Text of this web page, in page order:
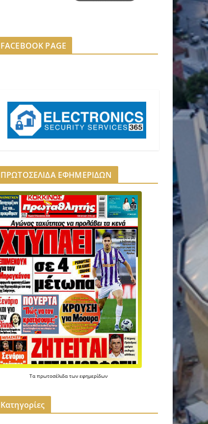
FACEBOOK PAGE
ΠΡΩΤΟΣΕΛΙΔΑ ΕΦΗΜΕΡΙΔΩΝ
Τα πρωτοσέλιδα των εφημερίδων
Kατηγορίες